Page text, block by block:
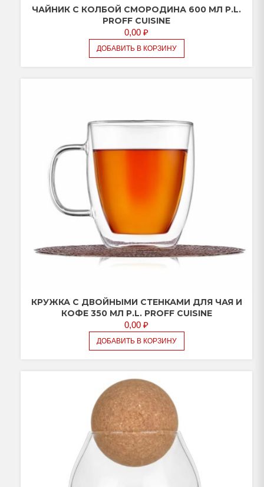
ЧАЙНИК С КОЛБОЙ СМОРОДИНА 600 МЛ P.L.
PROFF CUISINE
0,00 ₽
ДОБАВИТЬ В КОРЗИНУ
КРУЖКА С ДВОЙНЫМИ СТЕНКАМИ ДЛЯ ЧАЯ И
КОФЕ 350 МЛ P.L. PROFF CUISINE
0,00 ₽
ДОБАВИТЬ В КОРЗИНУ